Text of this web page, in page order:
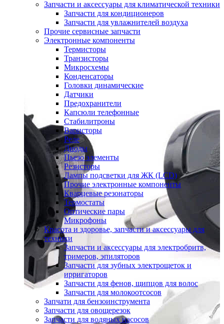
Запчасти и аксессуары для климатической техники
Запчасти для кондиционеров
Запчасти для увлажнителей воздуха
Прочие сервисные запчасти
Электронные компоненты
Термисторы
Транзисторы
Микросхемы
Конденсаторы
Головки динамические
Датчики
Предохранители
Капсюли телефонные
Стабилитроны
Варисторы
Реле
Диоды
Пьезо элементы
Резисторы
Лампы подсветки для ЖК (LCD)
Прочие электронные компоненты
Кварцевые резонаторы
Термостаты
Оптические пары
Микрофоны
Красота и здоровье, запчасти и аксессуары для
техники
Запчасти и аксессуары для электробритв,
тримеров, эпиляторов
Запчасти для зубных электрощеток и
ирригаторов
Запчасти для фенов, щипцов для волос
Запчасти для молокоотсосов
Запчати для бензоинструмента
Запчасти для овощерезок
Запчасти для водяных насосов